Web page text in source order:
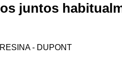
juntos
- DUPONT